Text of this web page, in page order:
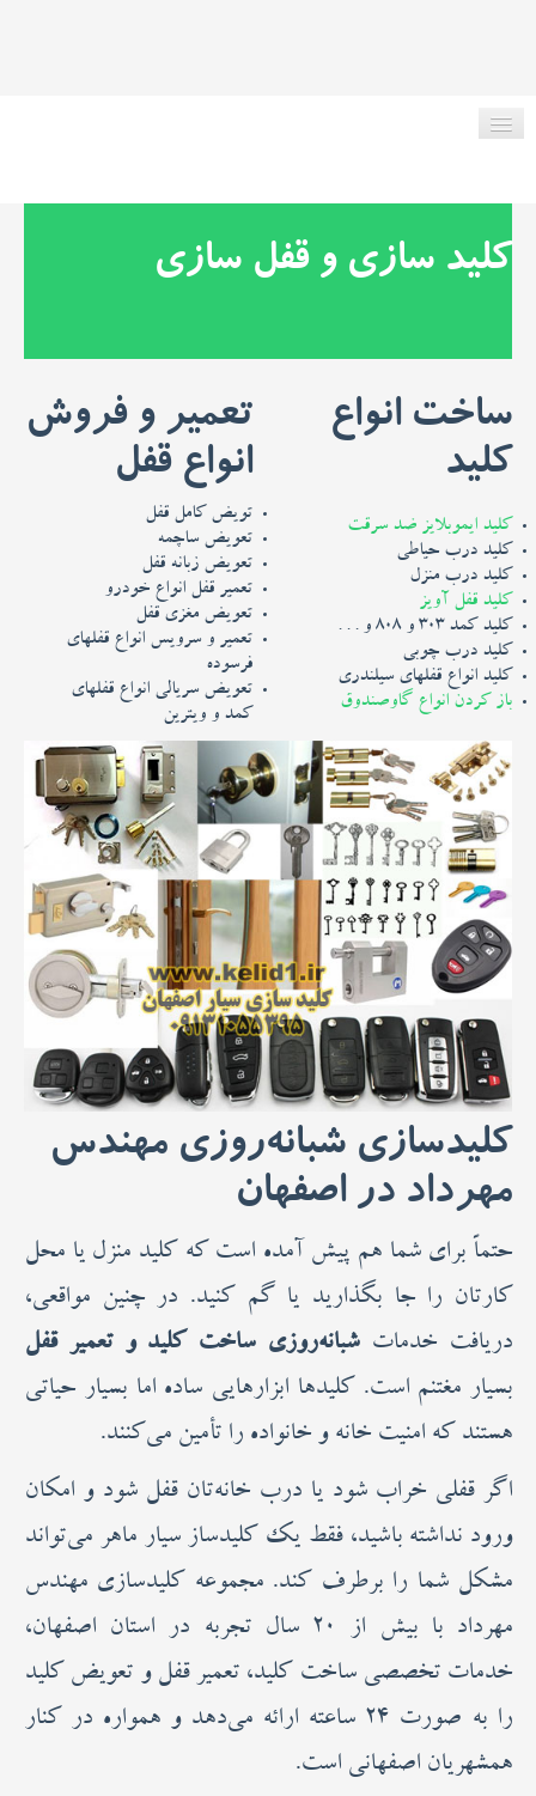
ریموت انواع ماشین
عکس
فیلم
ارتباط با ما
کلید سازی و قفل سازی
ساخت انواع
کلید
تعمیر و فروش
انواع قفل
کلید ایموبلایز ضد سرقت
کلید درب حیاطی
کلید درب منزل
کلید قفل آویز
کلید کمد 303 و 808 و . . .
کلید درب چوبی
کلید انواع قفلهای سیلندری
باز کردن انواع گاوصندوق
تویض کامل قفل
تعویض ساچمه
تعویض زبانه قفل
تعمیر قفل انواع خودرو
تعویض مغزی قفل
تعمیر و سرویس انواع قفلهای
فرسوده
تعویض سریالی انواع قفلهای
کمد و ویترین
کلیدسازی شبانه‌روزی مهندس
مهرداد در اصفهان
حتماً برای شما هم پیش آمده است که کلید منزل یا محل
کارتان را جا بگذارید یا گم کنید. در چنین مواقعی،
دریافت خدماتشبانه‌روزی ساخت کلید و تعمیر قفل
بسیار مغتنم است. کلیدها ابزارهایی ساده اما بسیار حیاتی
هستند که امنیت خانه و خانواده را تأمین می‌کنند.
اگر قفلی خراب شود یا درب خانه‌تان قفل شود و امکان
ورود نداشته باشید، فقط یک کلیدساز سیار ماهر می‌تواند
مشکل شما را برطرف کند. مجموعه کلیدسازی مهندس
مهرداد با بیش از ۲۰ سال تجربه در استان اصفهان،
خدمات تخصصی ساخت کلید، تعمیر قفل و تعویض کلید
را به صورت ۲۴ ساعته ارائه می‌دهد و همواره در کنار
همشهریان اصفهانی است.